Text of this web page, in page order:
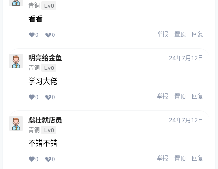
青铜 Lv0
看看
0 0 举报 置顶 回复
明亮给金鱼
青铜 Lv0
24年7月12日
学习大佬
0 0 举报 置顶 回复
彪壮就店员
青铜 Lv0
24年7月12日
不错不错
0 0 举报 置顶 回复